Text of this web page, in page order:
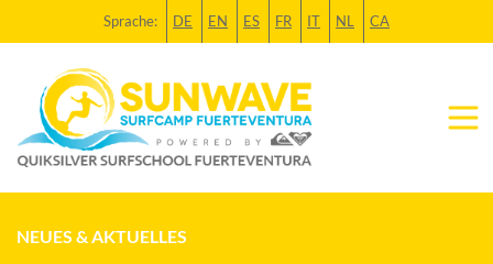
Sprache: DE EN ES FR IT NL CA
NEUES & AKTUELLES